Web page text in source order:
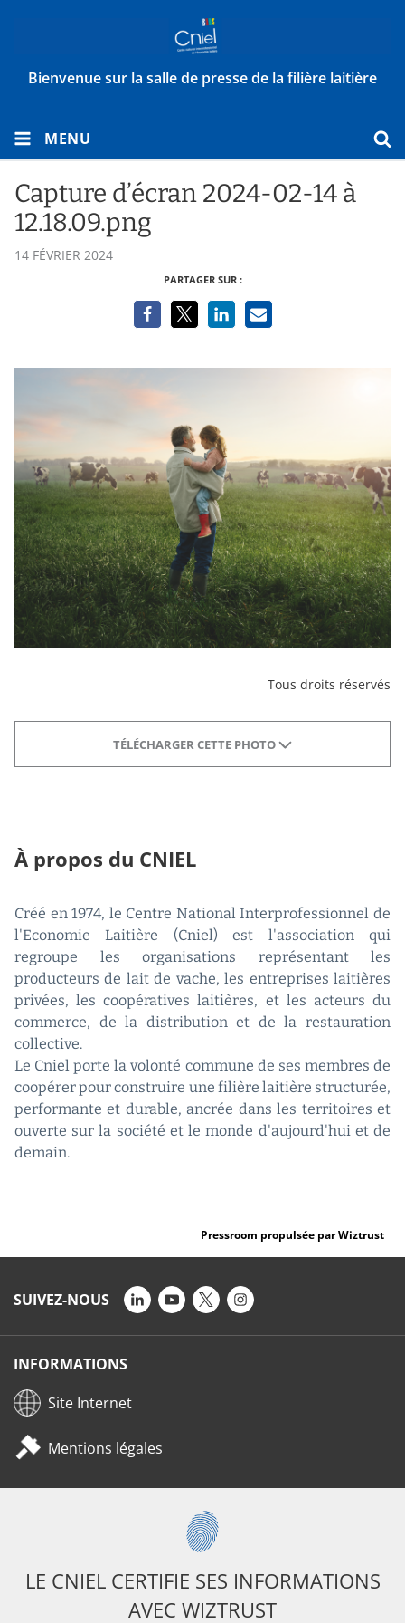
Bienvenue sur la salle de presse de la filière laitière
MENU
Capture d’écran 2024-02-14 à
12.18.09.png
14 FÉVRIER 2024
PARTAGER SUR :
Tous droits réservés
TÉLÉCHARGER CETTE PHOTO
À propos du CNIEL
Créé en 1974, le Centre National Interprofessionnel de
l'Economie Laitière (Cniel) est l'association qui
regroupe les organisations représentant les
producteurs de lait de vache, les entreprises laitières
privées, les coopératives laitières, et les acteurs du
commerce, de la distribution et de la restauration
collective.
Le Cniel porte la volonté commune de ses membres de
coopérer pour construire une filière laitière structurée,
performante et durable, ancrée dans les territoires et
ouverte sur la société et le monde d'aujourd'hui et de
demain.
Pressroom propulsée par Wiztrust
SUIVEZ-NOUS
INFORMATIONS
Site Internet
Mentions légales
LE CNIEL CERTIFIE SES INFORMATIONS
AVEC WIZTRUST